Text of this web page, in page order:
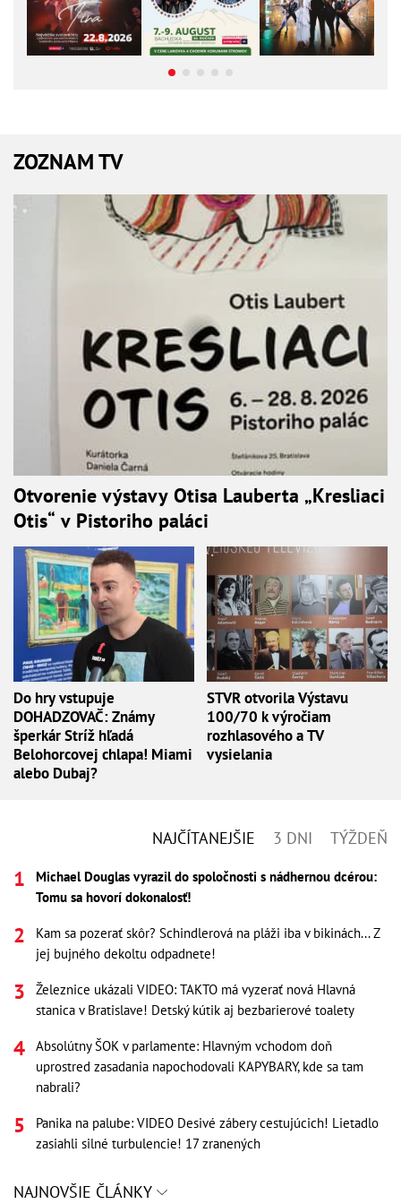
ZOZNAM TV
Otvorenie výstavy Otisa Lauberta „Kresliaci
Otis“ v Pistoriho paláci
Do hry vstupuje
DOHADZOVAČ: Známy
šperkár Stríž hľadá
Belohorcovej chlapa! Miami
alebo Dubaj?
STVR otvorila Výstavu
100/70 k výročiam
rozhlasového a TV
vysielania
NAJČÍTANEJŠIE 3 DNI TÝŽDEŇ
Michael Douglas vyrazil do spoločnosti s nádhernou dcérou:
Tomu sa hovorí dokonalosť!
Kam sa pozerať skôr? Schindlerová na pláži iba v bikinách... Z
jej bujného dekoltu odpadnete!
Železnice ukázali VIDEO: TAKTO má vyzerať nová Hlavná
stanica v Bratislave! Detský kútik aj bezbarierové toalety
Absolútny ŠOK v parlamente: Hlavným vchodom doň
uprostred zasadania napochodovali KAPYBARY, kde sa tam
nabrali?
Panika na palube: VIDEO Desivé zábery cestujúcich! Lietadlo
zasiahli silné turbulencie! 17 zranených
NAJNOVŠIE ČLÁNKY